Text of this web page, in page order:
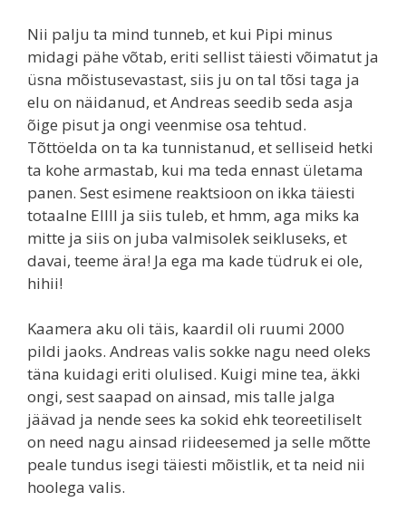
Nii palju ta mind tunneb, et kui Pipi minus
midagi pähe võtab, eriti sellist täiesti võimatut ja
üsna mõistusevastast, siis ju on tal tõsi taga ja
elu on näidanud, et Andreas seedib seda asja
õige pisut ja ongi veenmise osa tehtud.
Tõttöelda on ta ka tunnistanud, et selliseid hetki
ta kohe armastab, kui ma teda ennast ületama
panen. Sest esimene reaktsioon on ikka täiesti
totaalne EIIII ja siis tuleb, et hmm, aga miks ka
mitte ja siis on juba valmisolek seikluseks, et
davai, teeme ära! Ja ega ma kade tüdruk ei ole,
hihii!
Kaamera aku oli täis, kaardil oli ruumi 2000
pildi jaoks. Andreas valis sokke nagu need oleks
täna kuidagi eriti olulised. Kuigi mine tea, äkki
ongi, sest saapad on ainsad, mis talle jalga
jäävad ja nende sees ka sokid ehk teoreetiliselt
on need nagu ainsad riideesemed ja selle mõtte
peale tundus isegi täiesti mõistlik, et ta neid nii
hoolega valis.